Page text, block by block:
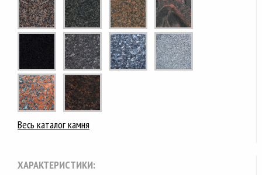
Весь каталог камня
ХАРАКТЕРИСТИКИ: